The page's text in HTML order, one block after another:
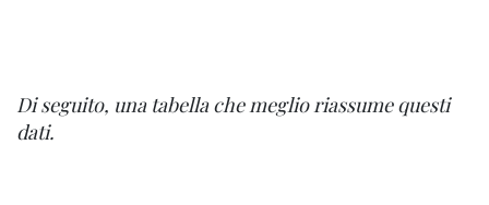
Di seguito, una tabella che meglio riassume questi
dati.